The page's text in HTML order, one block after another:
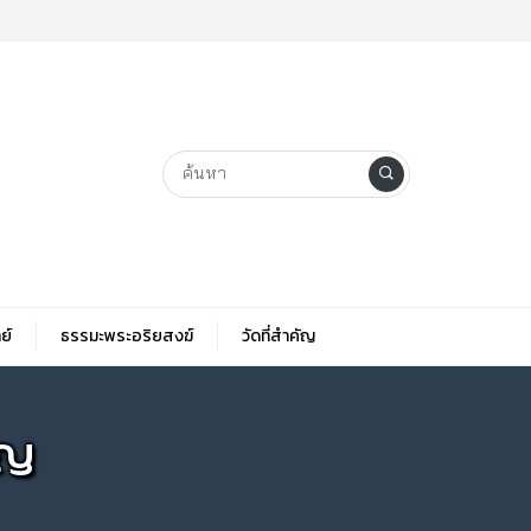
ธรรมะพระอริยสงฆ์ วัดที่สําคัญ